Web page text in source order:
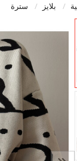
بلايز سترة